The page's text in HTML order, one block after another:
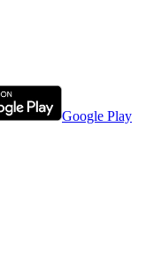
Google Play